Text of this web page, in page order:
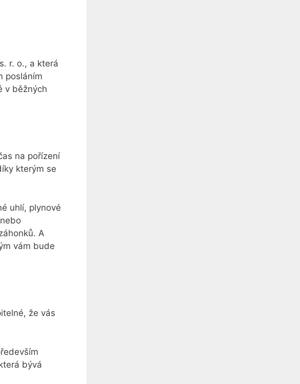
r. o., a která
posláním
v běžných
na pořízení
kterým se
uhlí, plynové
A
vám bude
že vás
bývá